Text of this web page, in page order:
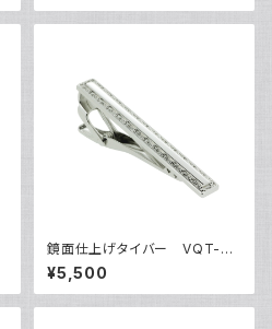
鏡面仕上げタイバー VQT-03
04
¥5,500